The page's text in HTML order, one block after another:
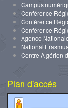
Campus
Conférence
Conférence
Conférence
Agence
National
Centre Algérien
Plan d'accés